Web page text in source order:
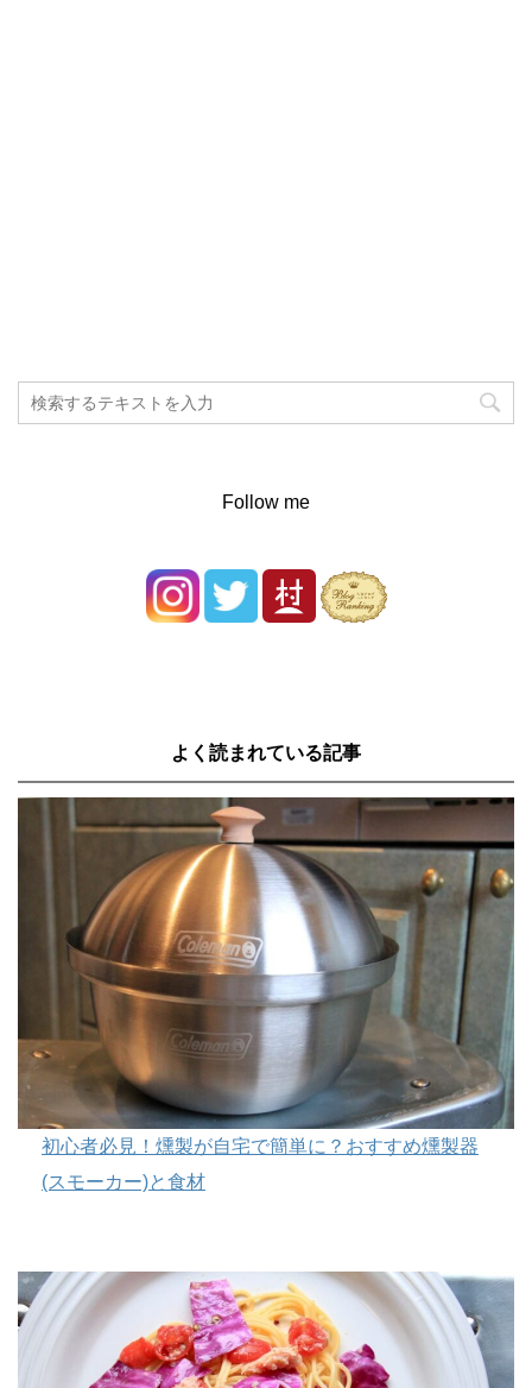
Follow me
よく読まれている記事
初心者必見！燻製が自宅で簡単に？おすすめ燻製器
(スモーカー)と食材